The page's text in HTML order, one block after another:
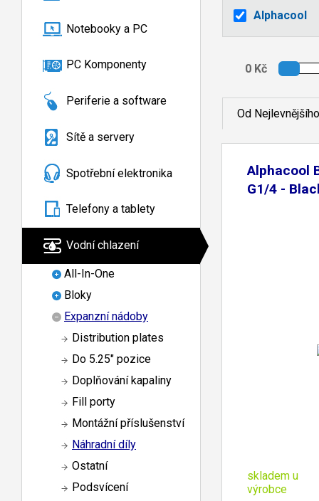
Notebooky a PC
PC Komponenty
Periferie a software
Sítě a servery
Spotřební elektronika
Telefony a tablety
Vodní chlazení
All-In-One
Bloky
Expanzní nádoby
Distribution plates
Do 5.25" pozice
Doplňování kapaliny
Fill porty
Montážní příslušenství
Náhradní díly
Ostatní
Podsvícení
Alphacool
Od Nejlevnějšího
Alphacool
G1/4 -
skladem u
výrobce